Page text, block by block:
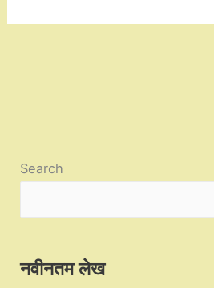
Search
नवीनतम लेख